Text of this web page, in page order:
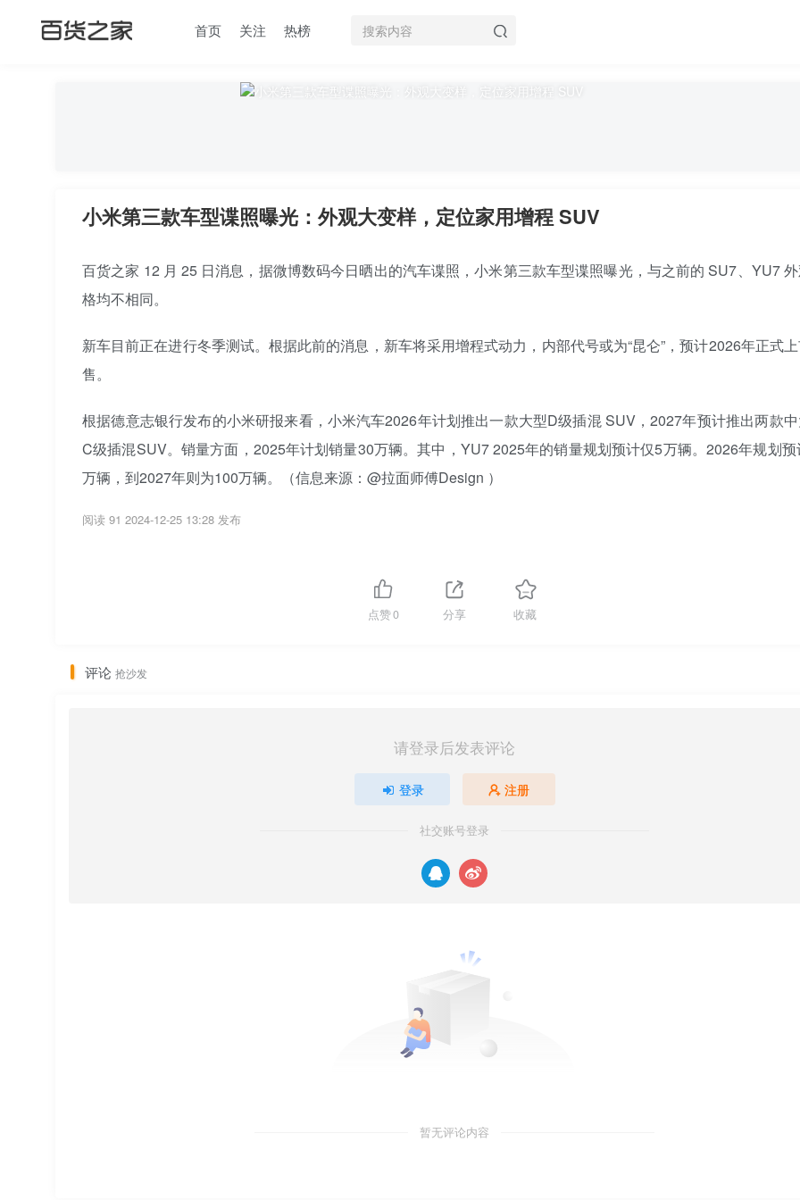
首页 关注 热榜
小米第三款车型谍照曝光：外观大变样，定位家用增程 SUV
百货之家 12 月 25 日消息，据微博数码今日晒出的汽车谍照，小米第三款车型谍照曝光，与之前的 SU7、YU7
格均不相同。
新车目前正在进行冬季测试。根据此前的消息，新车将采用增程式动力，内部代号或为“昆仑”，预计2026年正式
售。
根据德意志银行发布的小米研报来看，小米汽车2026年计划推出一款大型D级插混 SUV，2027年预计推出两款
C级插混SUV。销量方面，2025年计划销量30万辆。其中，YU7 2025年的销量规划预计仅5万辆。2026年规划预
万辆，到2027年则为100万辆。（信息来源：@拉面师傅Design ）
阅读 91 2024-12-25 13:28 发布
点赞0 分享 收藏
评论 抢沙发
请登录后发表评论
登录 注册
社交账号登录
暂无评论内容